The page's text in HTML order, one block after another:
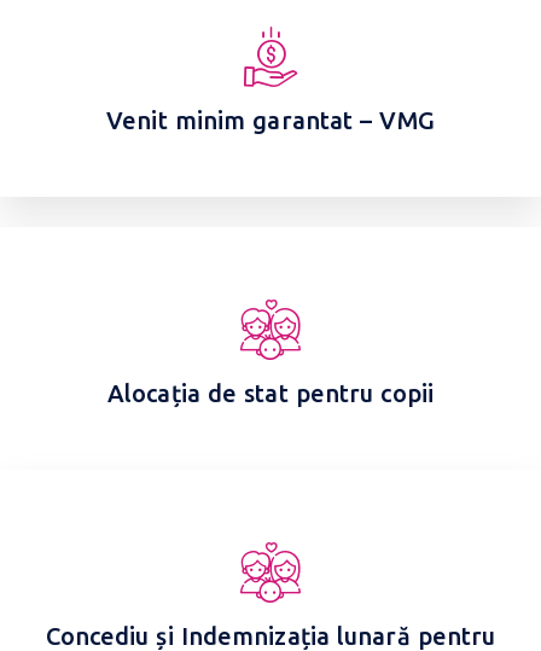
Venit minim garantat – VMG
Alocația de stat pentru copii
Concediu și Indemnizația lunară pentru